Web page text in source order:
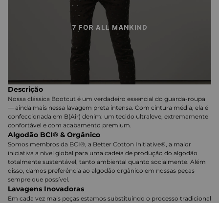
Descrição
Nossa clássica Bootcut é um verdadeiro essencial do guarda-roupa
— ainda mais nessa lavagem preta intensa. Com cintura média, ela é
confeccionada em B(Air) denim: um tecido ultraleve, extremamente
confortável e com acabamento premium.
Algodão BCI® & Orgânico
Somos membros da BCI®, a Better Cotton Initiative®, a maior
iniciativa a nível global para uma cadeia de produção do algodão
totalmente sustentável, tanto ambiental quanto socialmente. Além
disso, damos preferência ao algodão orgânico em nossas peças
sempre que possível.
Lavagens Inovadoras
Em cada vez mais peças estamos substituindo o processo tradicional